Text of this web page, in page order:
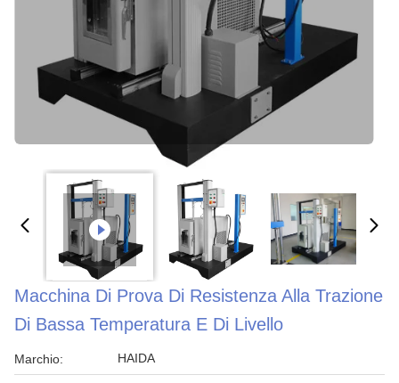
Macchina Di Prova Di Resistenza Alla Trazione
Di Bassa Temperatura E Di Livello
Marchio: HAIDA